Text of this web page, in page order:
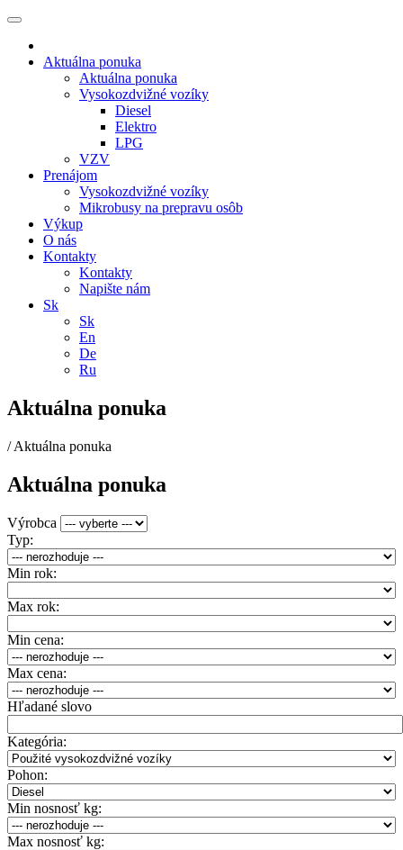
Aktuálna ponuka
Aktuálna ponuka
Vysokozdvižné vozíky
Diesel
Elektro
LPG
VZV
Prenájom
Vysokozdvižné vozíky
Mikrobusy na prepravu osôb
Výkup
O nás
Kontakty
Kontakty
Napište nám
Sk
Sk
En
De
Ru
Aktuálna ponuka
/Aktuálna ponuka
Aktuálna ponuka
Výrobca
Typ:
Min rok:
Max rok:
Min cena:
Max cena:
Hľadané slovo
Kategória:
Pohon:
Min nosnosť kg:
Max nosnosť kg: